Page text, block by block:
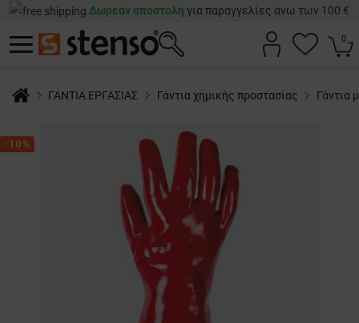
Δωρεάν αποστολή για παραγγελίες άνω των 100 €
0
ΓΑΝΤΙΑ ΕΡΓΑΣΙΑΣ Γάντια χημικής προστασίας Γάντια
-10%